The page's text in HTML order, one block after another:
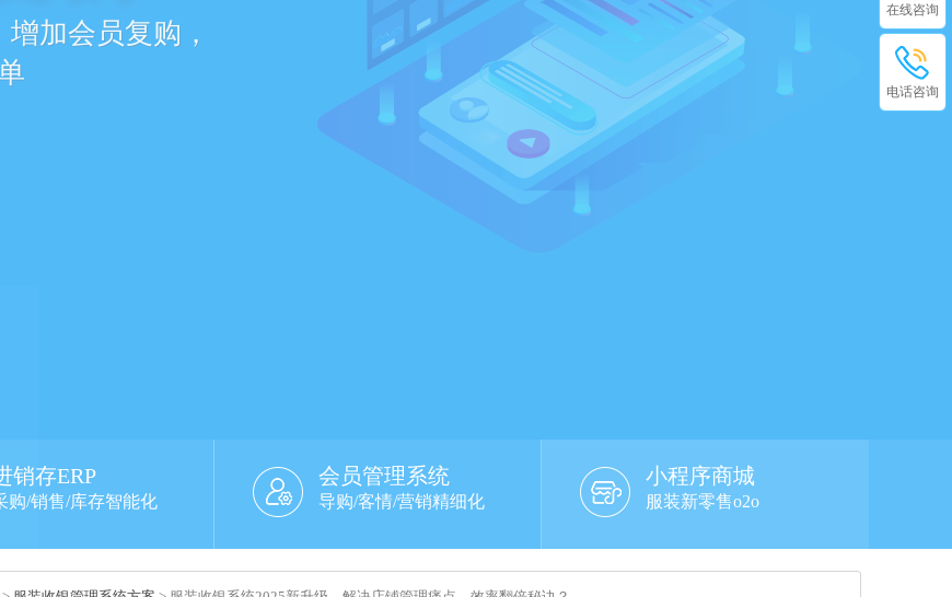
售o2o营销闭
销存ERP
购/销售/库存智能化
会员管理系统
导购/客情/营销精细化
小程序商城
服装新零售o2o
在线咨询
电话咨询